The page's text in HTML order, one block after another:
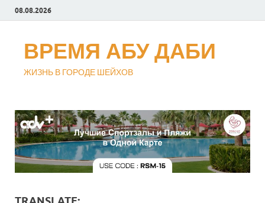
08.08.2026
ВРЕМЯ АБУ ДАБИ
ЖИЗНЬ В ГОРОДЕ ШЕЙХОВ